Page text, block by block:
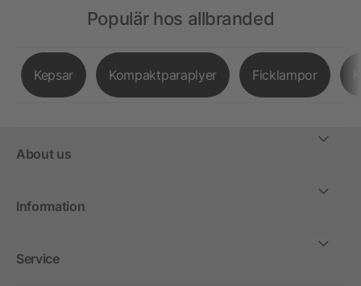
Populär hos allbranded
Kepsar Kompaktparaplyer Ficklampor
About us
Information
Service